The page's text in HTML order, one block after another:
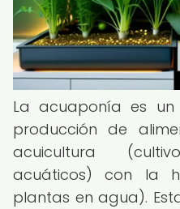
La acuaponía es un
producción de
acuicultura
acuáticos) con la
plantas en agua).